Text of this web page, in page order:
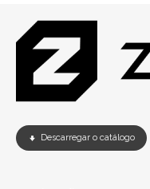
Descarregar o catálogo